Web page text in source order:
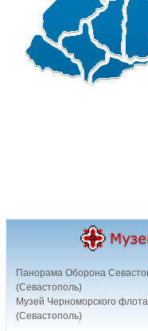
Панорама Оборона
(Севастополь)
Музей Черноморского
(Севастополь)